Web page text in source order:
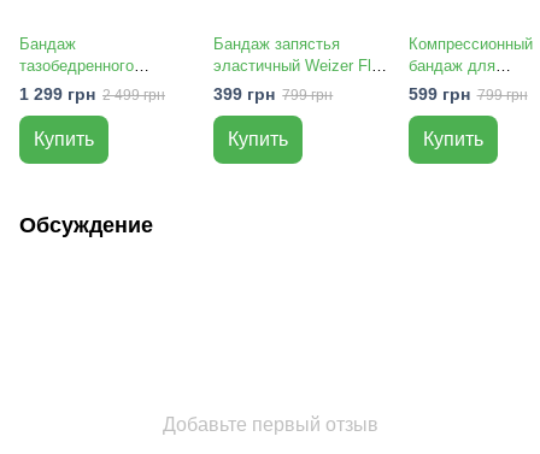
Бандаж
тазобедренного
сустава Weizer Hip
1 299 грн 2 499 грн
Купить
Бандаж запястья
эластичный Weizer Flex
Wrist Brace
399 грн 799 грн
Купить
Компрессионный
бандаж для
голеностопа
Ankle Brace (1
599 грн 799 грн
Купить
Обсуждение
Добавьте первый отзыв